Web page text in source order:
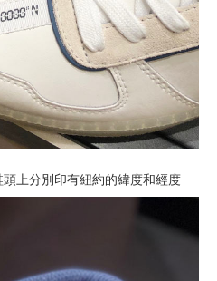
上分別印有紐約的緯度和經度